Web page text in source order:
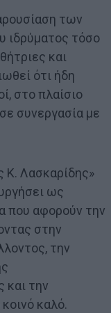
των
ιδρύματος τόσο
και
ότι ήδη
στο πλαίσιο
συνεργασία με
Κ. Λασκαρίδης»
ως
που αφορούν την
στην
την
και την
καλό.